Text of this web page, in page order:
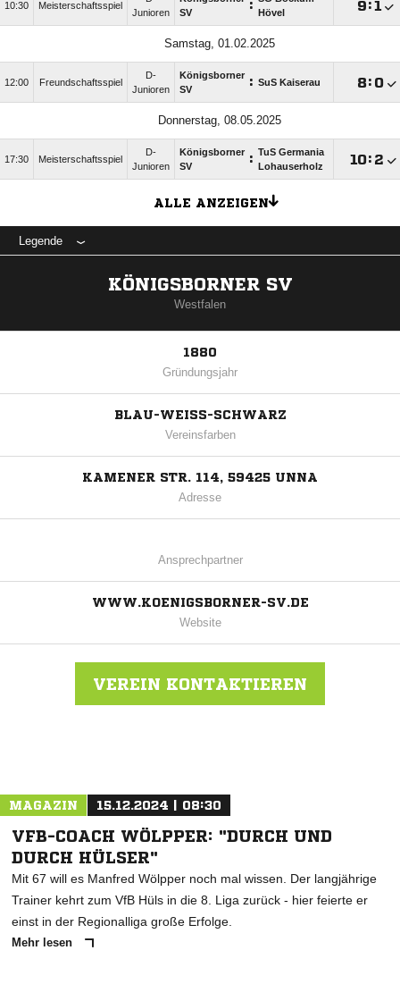
10:30 Meisterschaftsspiel
Junioren
SV
:
Hövel
:
Samstag, 01.02.2025
12:00 Freundschaftsspiel
D-
Junioren
Königsborner
SV
: SuS Kaiserau : 
Donnerstag, 08.05.2025
17:30 Meisterschaftsspiel
D-
Junioren
Königsborner
SV
: TuS Germania
Lohauserholz
: 
ALLE ANZEIGEN
Legende
KÖNIGSBORNER SV
Westfalen
1880
Gründungsjahr
BLAU-WEISS-SCHWARZ
Vereinsfarben
KAMENER STR. 114, 59425 UNNA
Adresse
Ansprechpartner
WWW.KOENIGSBORNER-SV.DE
Website
VEREIN KONTAKTIEREN
MAGAZIN 15.12.2024 | 08:30
VFB-COACH WÖLPPER: "DURCH UND
DURCH HÜLSER"
Mit 67 will es Manfred Wölpper noch mal wissen. Der langjährige
Trainer kehrt zum VfB Hüls in die 8. Liga zurück - hier feierte er
einst in der Regionalliga große Erfolge.
Mehr lesen